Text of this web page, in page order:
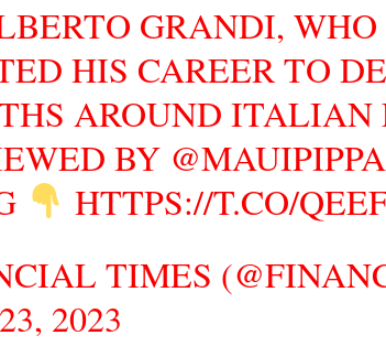
GRANDI, WHO
HIS CAREER TO
AROUND ITALIAN
BY @MAUIPIPPA
HTTPS://T.CO/
TIMES
2023